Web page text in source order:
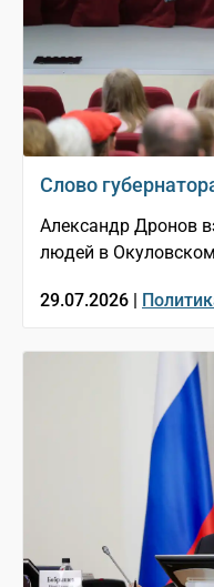
Слово
Александр Дронов
людей в
29.07.2026 |